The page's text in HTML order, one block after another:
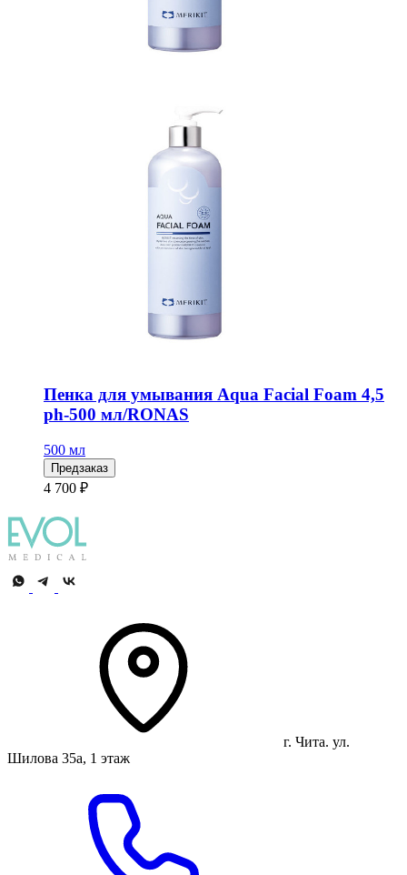
Пенка для умывания Aqua Facial Foam 4,5
ph-500 мл/RONAS
500 мл
Предзаказ
4 700 ₽
г. Чита. ул.
Шилова 35а, 1 этаж